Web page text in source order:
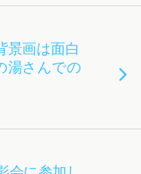
景画は面白
湯さんでの